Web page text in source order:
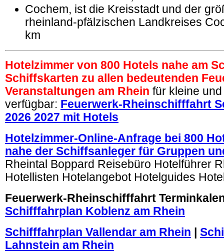
Cochem, ist die Kreisstadt und der
rheinland-pfälzischen Landkreises
km
Hotelzimmer von 800 Hotels nahe am
Schiffskarten zu allen bedeutenden
Veranstaltungen am Rhein für kleine
verfügbar: Feuerwerk-Rheinschifffahrt
2026 2027 mit Hotels
Hotelzimmer-Online-Anfrage bei 800
nahe der Schiffsanleger für Gruppen
Rheintal Boppard Reisebüro Hotelführer
Hotellisten Hotelangebot Hotelguides
Feuerwerk-Rheinschifffahrt
Schifffahrplan Koblenz am Rhein
Schifffahrplan Vallendar am Rhein
Lahnstein am Rhein